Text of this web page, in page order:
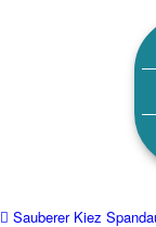
Sauberer Kiez